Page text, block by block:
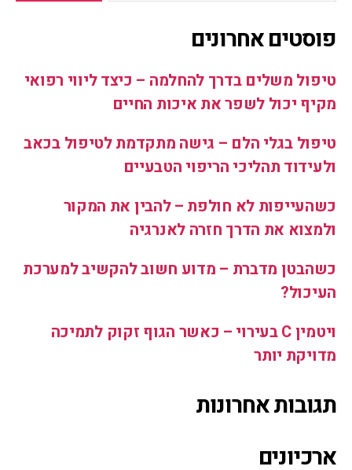
פוסטים אחרונים
טיפול משלים בדרך להחלמה – כיצד ליווי רפואי
מקיף יכול לשפר את איכות החיים
טיפול בגלי הלם – גישה מתקדמת לטיפול בכאב
ולעידוד תהליכי הריפוי הטבעיים
כשהעייפות לא חולפת – להבין את המקור
ולמצוא את הדרך חזרה לאנרגיה
כשהבטן מדברת – מדוע חשוב להקשיב למערכת
העיכול?
ויטמין C בעירוי – כאשר הגוף זקוק לתמיכה
מדויקת יותר
תגובות אחרונות
ארכיונים